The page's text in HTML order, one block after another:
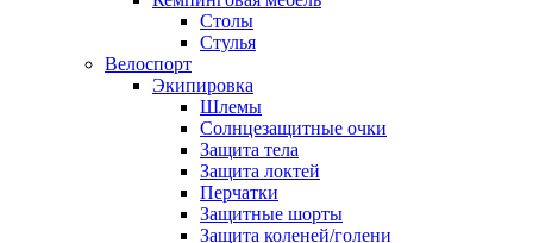
Столы
Стулья
Велоспорт
Экипировка
Шлемы
Солнцезащитные очки
Защита тела
Защита локтей
Перчатки
Защитные шорты
Защита коленей/голени